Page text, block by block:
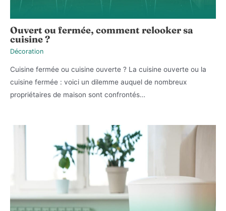
Ouvert ou fermée, comment relooker sa
cuisine ?
Décoration
Cuisine fermée ou cuisine ouverte ? La cuisine ouverte ou la
cuisine fermée : voici un dilemme auquel de nombreux
propriétaires de maison sont confrontés…